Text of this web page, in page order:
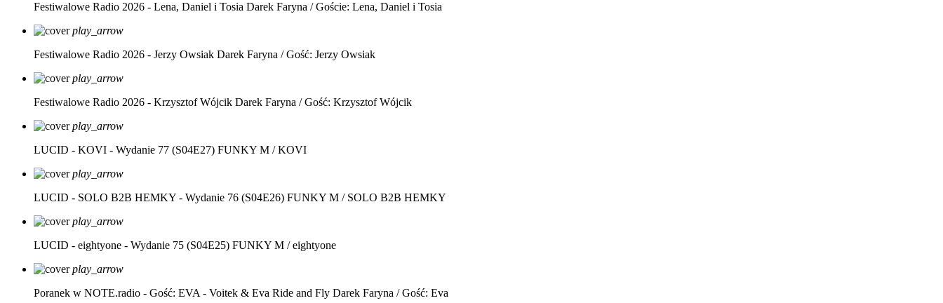
Festiwalowe Radio 2026 - Lena, Daniel i Tosia Darek Faryna / Goście: Lena, Daniel i Tosia
play_arrow
Festiwalowe Radio 2026 - Jerzy Owsiak Darek Faryna / Gość: Jerzy Owsiak
play_arrow
Festiwalowe Radio 2026 - Krzysztof Wójcik Darek Faryna / Gość: Krzysztof Wójcik
play_arrow
LUCID - KOVI - Wydanie 77 (S04E27) FUNKY M / KOVI
play_arrow
LUCID - SOLO B2B HEMKY - Wydanie 76 (S04E26) FUNKY M / SOLO B2B HEMKY
play_arrow
LUCID - eightyone - Wydanie 75 (S04E25) FUNKY M / eightyone
play_arrow
Poranek w NOTE.radio - Gość: EVA - Voitek & Eva Ride and Fly Darek Faryna / Gość: Eva